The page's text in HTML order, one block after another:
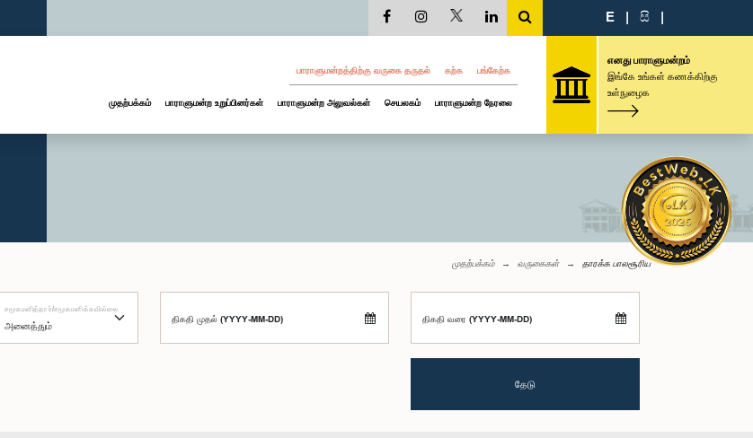
E | සි |
பாராளுமன்றத்திற்கு வருகை தருதல் கற்க பங்கேற்க
முதற்பக்கம் பாராளுமன்ற உறுப்பினர்கள் பாராளுமன்ற அலுவல்கள் செயலகம் பாராளுமன்ற நேரலை
எனது பாராளுமன்றம்
இங்கே உங்கள் கணக்கிற்கு
உள்நுழைக
முதற்பக்கம் வருகைகள் தாரக்க பாலசூரிய
சமூகமளித்தார்/சமூகமளிக்கவில்லை
திகதி முதல் (YYYY-MM-DD) திகதி வரை (YYYY-MM-DD)
தேடு